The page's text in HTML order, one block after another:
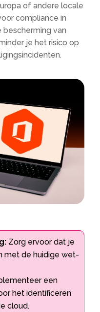
of andere locale
compliance in
bescherming van
je het risico op
Zorg ervoor dat je
met de huidige wet-
een
het identificeren
cloud.